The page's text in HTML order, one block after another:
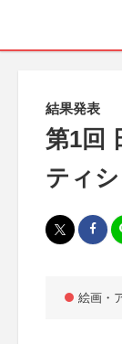
結果発表
第1回
ティ
絵画・